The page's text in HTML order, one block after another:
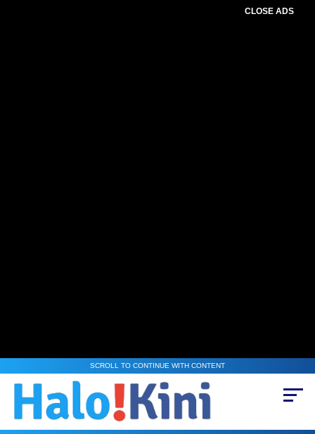
CLOSE ADS
SCROLL TO CONTINUE WITH CONTENT